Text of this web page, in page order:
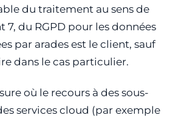
du traitement au sens de
7, du RGPD pour les données
par arades est le client, sauf
dans le cas particulier.
où le recours à des sous-
services cloud (par exemple